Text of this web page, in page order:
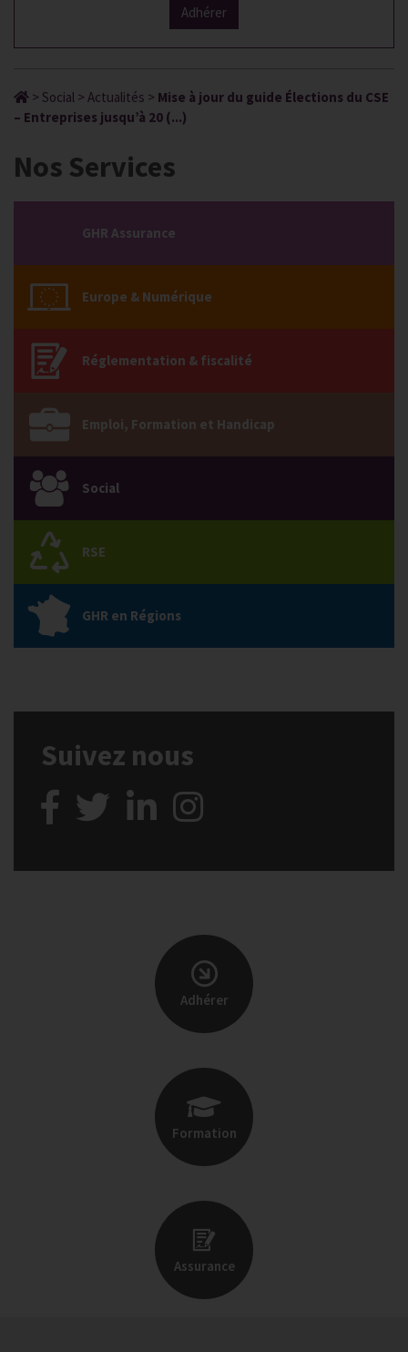
Adhérer
> Social > Actualités > Mise à jour du guide Élections du CSE
– Entreprises jusqu’à 20 (...)
Nos Services
GHR Assurance
Europe & Numérique
Réglementation & fiscalité
Emploi, Formation et Handicap
Social
RSE
GHR en Régions
Suivez nous
Adhérer
Formation
Assurance